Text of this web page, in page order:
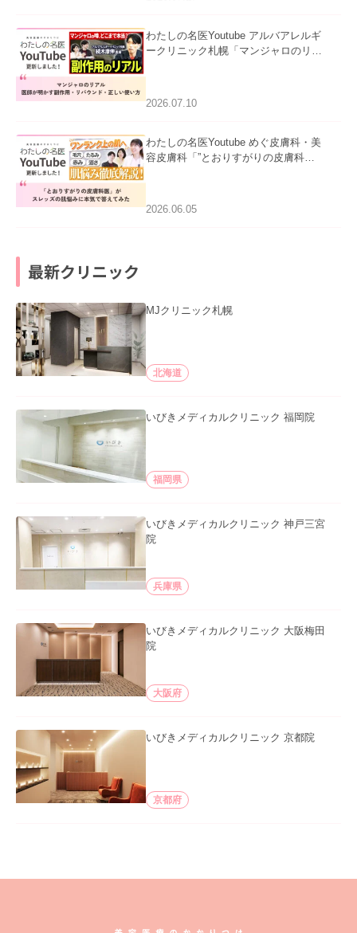
わたしの名医Youtube アルバアレルギ
ークリニック札幌「マンジャロのリア
た。
2026.07.10
わたしの名医Youtube めぐ皮膚科・美
容皮膚科「”とおりすがりの皮膚科
2026.06.05
最新クリニック
MJクリニック札幌
北海道
いびきメディカルクリニック 福岡院
福岡県
いびきメディカルクリニック 神戸三宮
院
兵庫県
いびきメディカルクリニック 大阪梅田
院
大阪府
いびきメディカルクリニック 京都院
京都府